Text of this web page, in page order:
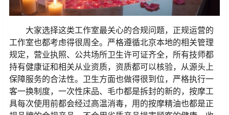
大家选择这类工作室最关心的合规问题，正规运营的
工作室也都考虑得很周全。严格遵循北京本地的相关管理
规定，营业执照、公共场所卫生许可证齐全，所有技师都
持有健康证和相关从业资质，资质都可以核验，从源头上
保障服务的合法性。卫生方面也做得很到位，严格执行一
客一换制度，一次性床品、毛巾都是拆封的新的，按摩工
具每次使用前都会经过高温消毒，用的按摩精油也都是正